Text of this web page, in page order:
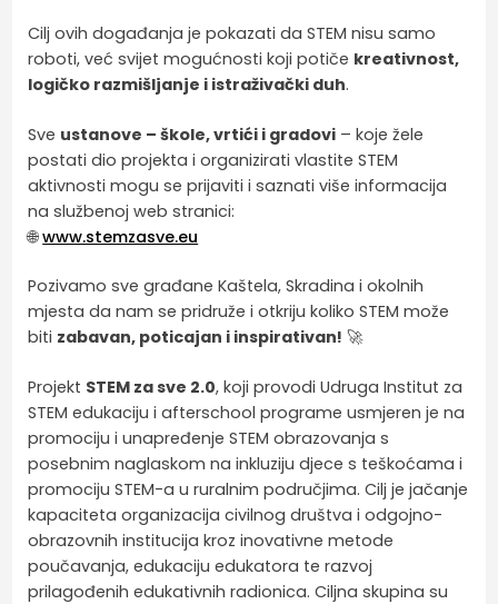
Cilj ovih događanja je pokazati da STEM nisu samo
roboti, već svijet mogućnosti koji potiče kreativnost,
logičko razmišljanje i istraživački duh.
Sve ustanove – škole, vrtići i gradovi – koje žele
postati dio projekta i organizirati vlastite STEM
aktivnosti mogu se prijaviti i saznati više informacija
na službenoj web stranici:
🌐www.stemzasve.eu
Pozivamo sve građane Kaštela, Skradina i okolnih
mjesta da nam se pridruže i otkriju koliko STEM može
biti zabavan, poticajan i inspirativan! 🚀
Projekt STEM za sve 2.0, koji provodi Udruga Institut za
STEM edukaciju i afterschool programe usmjeren je na
promociju i unapređenje STEM obrazovanja s
posebnim naglaskom na inkluziju djece s teškoćama i
promociju STEM-a u ruralnim područjima. Cilj je jačanje
kapaciteta organizacija civilnog društva i odgojno-
obrazovnih institucija kroz inovativne metode
poučavanja, edukaciju edukatora te razvoj
prilagođenih edukativnih radionica. Ciljna skupina su